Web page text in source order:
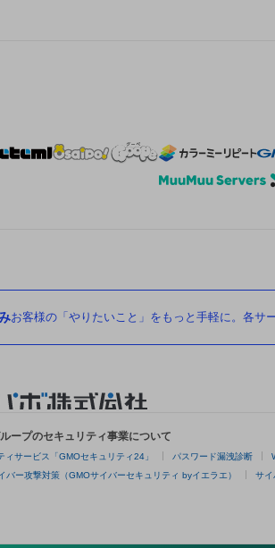
お客様の「やりたいこと」をもっと手軽に。各サ
ープのセキュリティ事業について
サービス「GMOセキュリティ24」 パスワード漏洩診断
バー攻撃対策（GMOサイバーセキュリティ byイエラエ） サイ